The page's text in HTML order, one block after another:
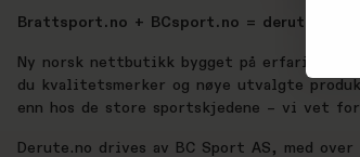
Brattsport.no + BCsport.no = derute.no
Ny norsk nettbutikk bygget på erfaring,
du kvalitetsmerker og nøye utvalgte
enn hos de store sportskjedene – vi vet
Derute.no drives av BC Sport AS, med